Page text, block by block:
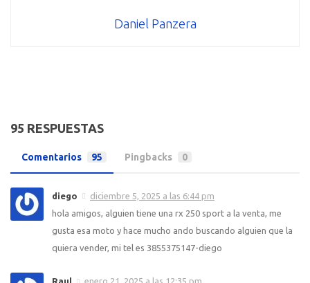
Daniel Panzera
95 RESPUESTAS
Comentarios 95 Pingbacks 0
diego
diciembre 5, 2025 a las 6:44 pm
hola amigos, alguien tiene una rx 250 sport a la venta, me
gusta esa moto y hace mucho ando buscando alguien que la
quiera vender, mi tel es 3855375147-diego